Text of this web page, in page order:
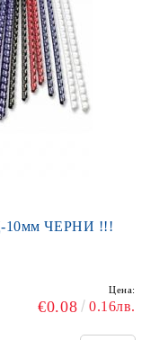
10мм ЧЕРНИ !!!
Цена:
€0.08 0.16лв.